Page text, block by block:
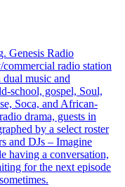
Genesis Radio
radio station
music and
school, gospel, Soul,
Soca, and African-
drama, guests in
by a select roster
and DJs – Imagine
having a conversation,
for the next episode